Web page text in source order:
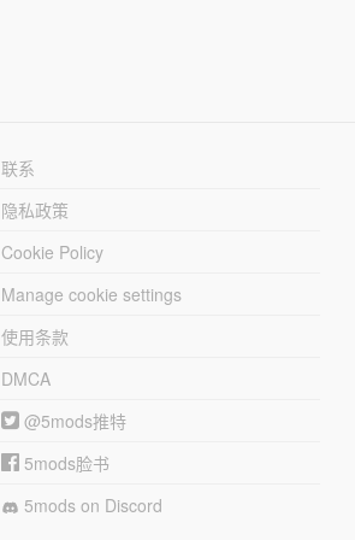
联系
隐私政策
Cookie Policy
Manage cookie settings
使用条款
DMCA
@5mods推特
5mods脸书
5mods on Discord